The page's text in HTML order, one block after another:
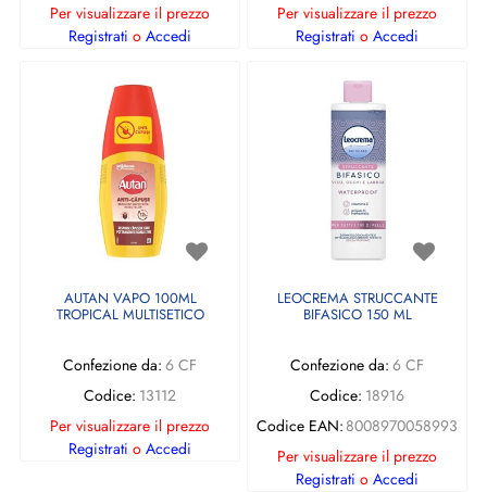
Per visualizzare il prezzo
Registrati o Accedi
Per visualizzare il prezzo
Registrati o Accedi
AUTAN VAPO 100ML
TROPICAL MULTISETICO
Confezione da: 6 CF
Codice: 13112
Per visualizzare il prezzo
Registrati o Accedi
LEOCREMA STRUCCANTE
BIFASICO 150 ML
Confezione da: 6 CF
Codice: 18916
Codice EAN: 8008970058993
Per visualizzare il prezzo
Registrati o Accedi